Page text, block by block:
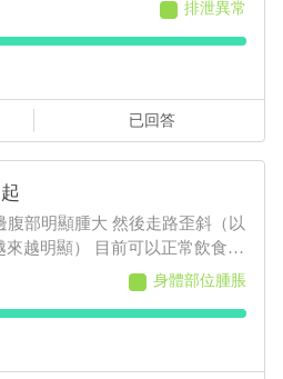
但有成型，而今日排便軟便並未
前陣子治療尿閉時，吃藥時也有
一樣是有成型的
排泄異常
已回答
腹部明顯腫大 然後走路歪斜（以
來越明顯） 目前可以正常飲食和
能會是什麼狀況，謝謝身體部位腫脹